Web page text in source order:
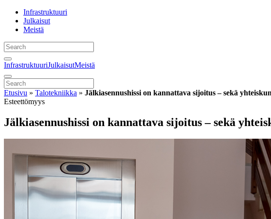
Infrastruktuuri
Julkaisut
Meistä
InfrastruktuuriJulkaisutMeistä
Etusivu » Talotekniikka » Jälkiasennushissi on kannattava sijoitus – sekä
Esteettömyys
Jälkiasennushissi on kannattava sijoitus – sekä